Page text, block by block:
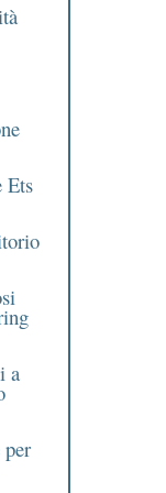
Ets
a